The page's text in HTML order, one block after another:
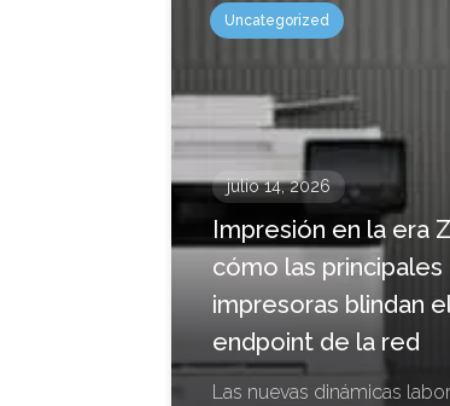
Uncategorized
julio 14, 2026
Impresión en la era
cómo las principales
impresoras blindan
endpoint de la red
Las nuevas dinámicas